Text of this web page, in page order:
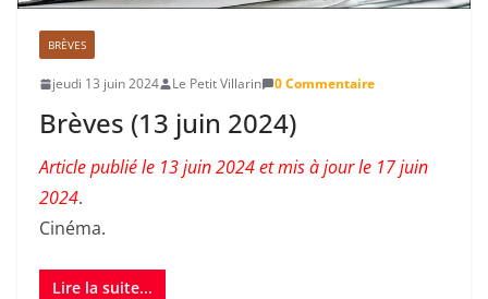
BRÈVES
jeudi 13 juin 2024 Le Petit Villarin 0 Commentaire
Brèves (13 juin 2024)
Article publié le 13 juin 2024 et mis à jour le 17 juin
2024.
Cinéma.
Lire la suite...